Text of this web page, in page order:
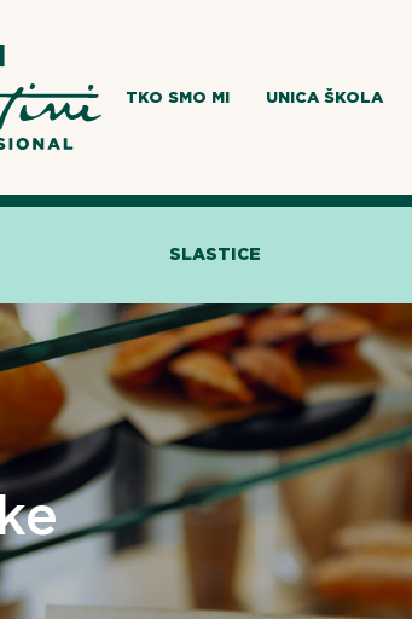
TKO SMO MI UNICA ŠKOLA
SLASTICE